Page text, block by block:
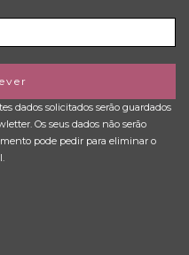
dados solicitados serão guardados
Os seus dados não serão
pode pedir para eliminar o